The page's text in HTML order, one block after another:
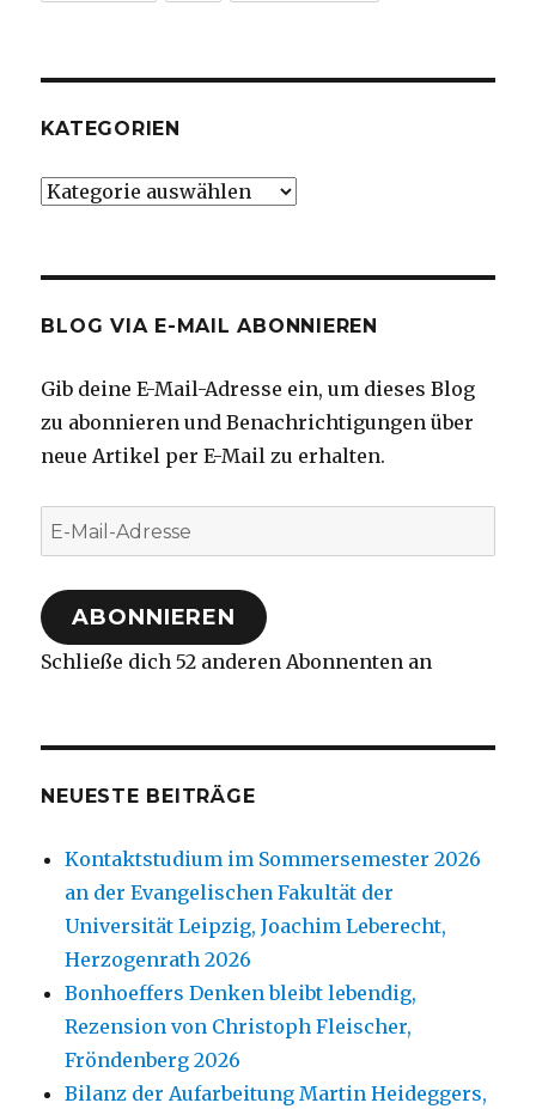
KATEGORIEN
Kategorien
BLOG VIA E-MAIL ABONNIEREN
Gib deine E-Mail-Adresse ein, um dieses Blog
zu abonnieren und Benachrichtigungen über
neue Artikel per E-Mail zu erhalten.
E-
Mail-
Adresse
ABONNIEREN
Schließe dich 52 anderen Abonnenten an
NEUESTE BEITRÄGE
Kontaktstudium im Sommersemester 2026
an der Evangelischen Fakultät der
Universität Leipzig, Joachim Leberecht,
Herzogenrath 2026
Bonhoeffers Denken bleibt lebendig,
Rezension von Christoph Fleischer,
Fröndenberg 2026
Bilanz der Aufarbeitung Martin Heideggers,